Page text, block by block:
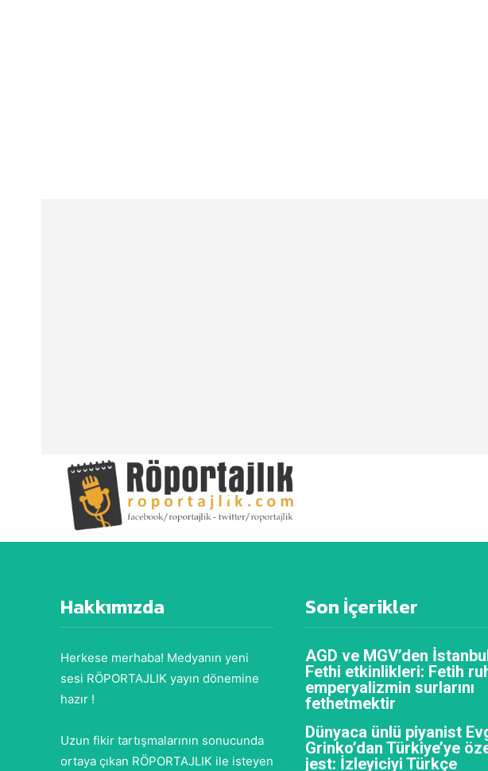
Hakkımızda
Herkese merhaba! Medyanın yeni
sesi RÖPORTAJLIK yayın dönemine
hazır !
Uzun fikir tartışmalarının sonucunda
ortaya çıkan RÖPORTAJLIK ile isteyen
Son İçerikler
AGD ve MGV’den
Fethi etkinlikleri: Fetih
emperyalizmin surlarını
fethetmektir
Dünyaca ünlü piyanist
Grinko’dan Türkiye’ye
jest: İzleyiciyi Türkçe